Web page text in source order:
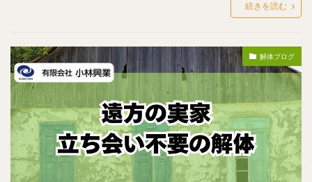
続きを読む
解体ブログ